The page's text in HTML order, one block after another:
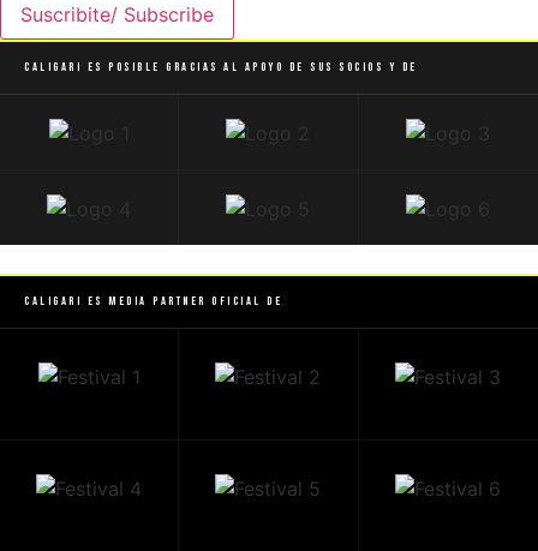
Suscribite/ Subscribe
Caligari es posible gracias al apoyo de sus socios y de
Caligari es Media Partner Oficial de